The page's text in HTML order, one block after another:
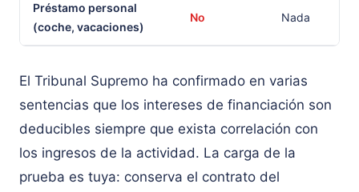
Préstamo personal
(coche, vacaciones)
No Nada
El Tribunal Supremo ha confirmado en varias
sentencias que los intereses de financiación son
deducibles siempre que exista correlación con
los ingresos de la actividad. La carga de la
prueba es tuya: conserva el contrato del